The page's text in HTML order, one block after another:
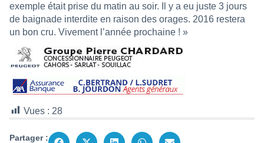
exemple était prise du matin au soir. Il y a eu juste 3 jours
de baignade interdite en raison des orages. 2016 restera
un bon cru. Vivement l’année prochaine ! »
Vues : 28
Partager :